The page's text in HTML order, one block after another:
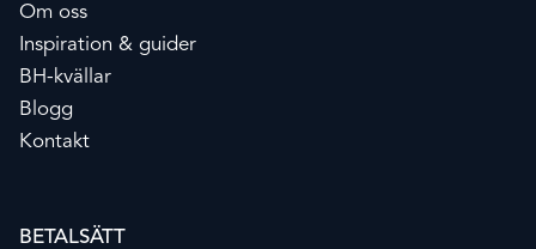
Om oss
Inspiration & guider
BH-kvällar
Blogg
Kontakt
BETALSÄTT